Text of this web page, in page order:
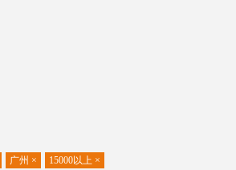
广州 × 15000以上 ×